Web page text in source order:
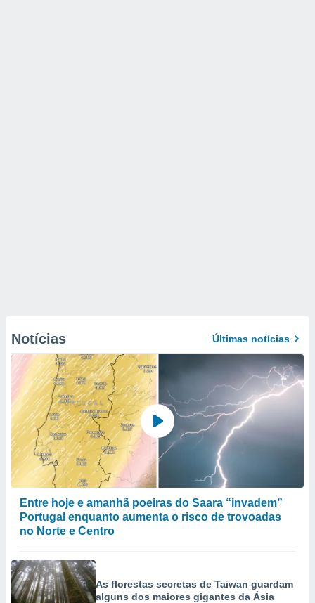
Notícias Últimas notícias
Entre hoje e amanhã poeiras do Saara “invadem”
Portugal enquanto aumenta o risco de trovoadas
no Norte e Centro
As florestas secretas de Taiwan guardam
alguns dos maiores gigantes da Ásia